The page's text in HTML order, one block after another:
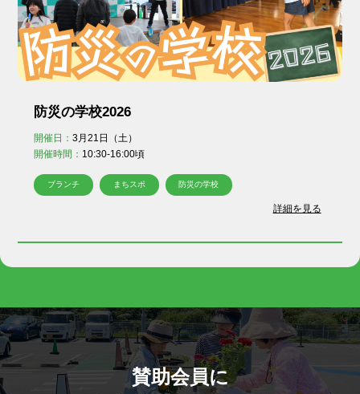
●運営団体アタラボ
ACTION TOWN LAB.
-アタラボとは
-アタラボからのお知らせ
●寄附・ボランティア
-賛助会員で応援する
-ボランティアで応援する
Contact
防災の学校2026
開催日：3月21日（土）
開催時間： 10:30-16:00頃
ブランチ まちスポ 防災の学校
詳細を見る
賛助会員に